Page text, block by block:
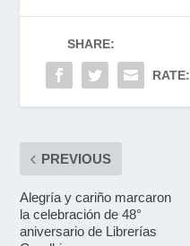
SHARE:
RATE:
PREVIOUS
Alegría y cariño marcaron
la celebración de 48°
aniversario de Librerías